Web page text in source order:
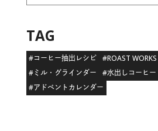
TAG
#コーヒー抽出レシピ #ROAST
#ミル・グラインダー
#水出しコーヒー
#アドベントカレンダー